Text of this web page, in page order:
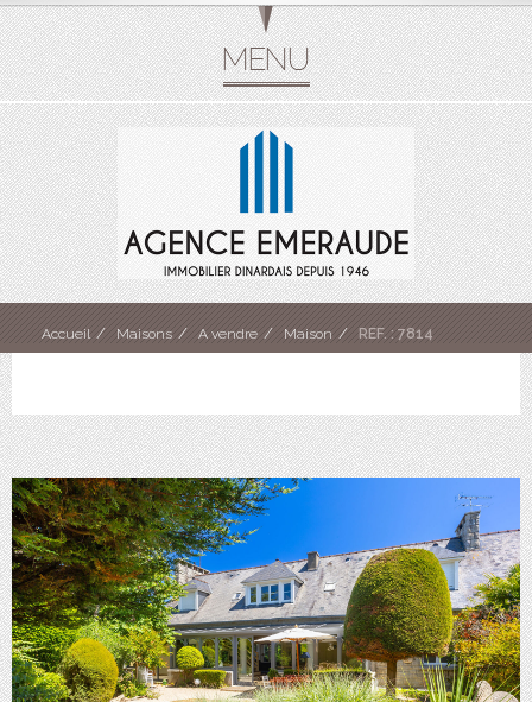
Accueil Maisons A vendre Maison REF. : 7814